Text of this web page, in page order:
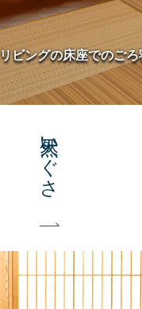
リビングの床座でのご
天然いぐさ